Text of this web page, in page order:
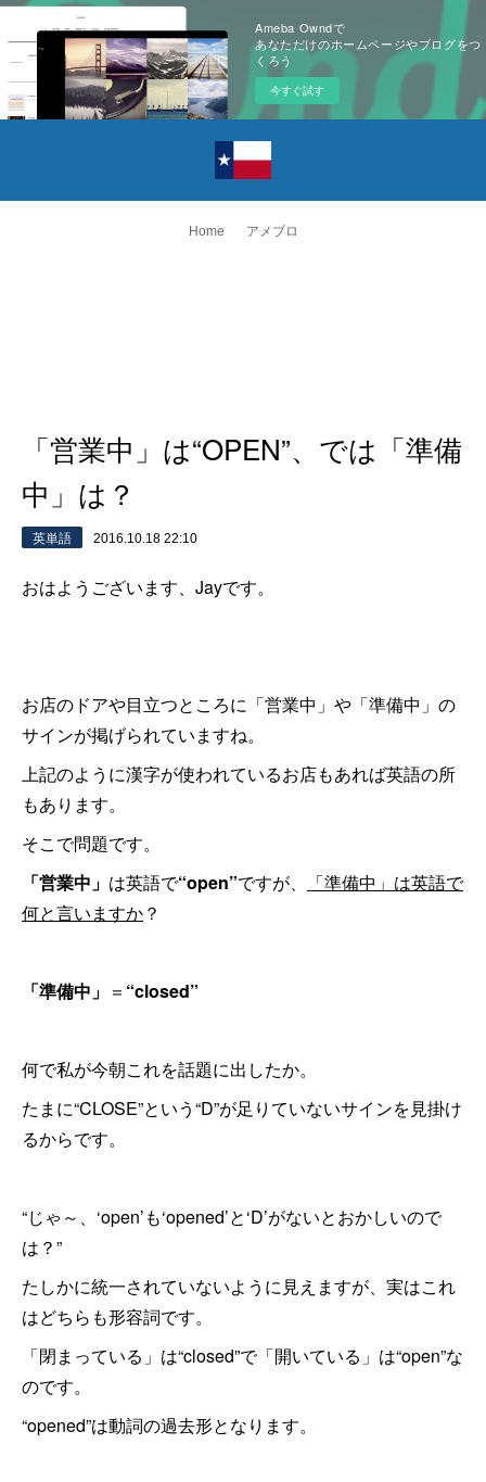
Ameba Owndで
あなただけのホームページやブログをつ
くろう
今すぐ試す
Home アメブロ
「営業中」は“OPEN”、では「準備
中」は？
英単語 2016.10.18 22:10
おはようございます、Jayです。
お店のドアや目立つところに「営業中」や「準備中」の
サインが掲げられていますね。
上記のように漢字が使われているお店もあれば英語の所
もあります。
そこで問題です。
「営業中」 は英語で“open”ですが、
「準備中」は英語で
何と言いますか？
「準備中」 ＝ “closed”
何で私が今朝これを話題に出したか。
たまに“CLOSE”という“D”が足りていないサインを見掛け
るからです。
“じゃ～、‘open’も‘opened’と‘D’がないとおかしいので
は？”
たしかに統一されていないように見えますが、実はこれ
はどちらも形容詞です。
「閉まっている」は“closed”で「開いている」は“open”な
のです。
“opened”は動詞の過去形となります。